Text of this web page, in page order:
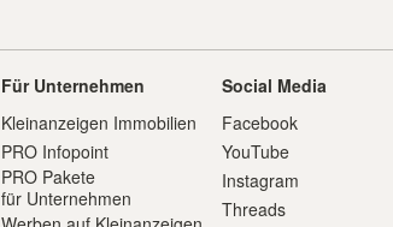
Für Unternehmen
Kleinanzeigen Immobilien
PRO Infopoint
PRO Pakete
für Unternehmen
Social Media
Facebook
YouTube
Instagram
Threads